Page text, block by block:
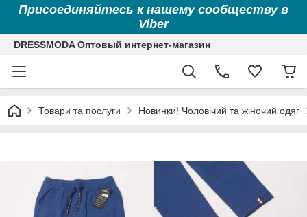
Присоединяйтесь к нашему сообществу в
Viber
DRESSMODA Оптовый интернет-магазин
Товари та послуги Новинки! Чоловічий та жіночий одяг